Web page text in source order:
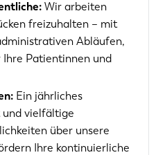
Wir arbeiten
freizuhalten – mit
Abläufen,
Patientinnen und
Ein jährliches
und vielfältige
über unsere
Ihre kontinuierliche